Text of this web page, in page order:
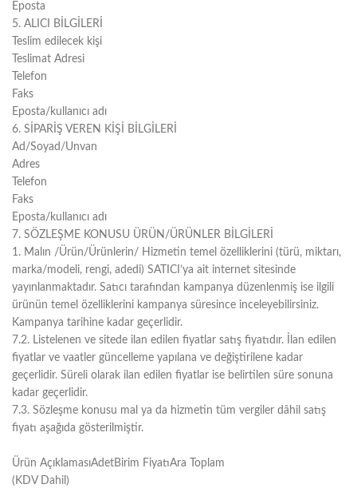
Eposta
5. ALICI BİLGİLERİ
Teslim edilecek kişi
Teslimat Adresi
Telefon
Faks
Eposta/kullanıcı adı
6. SİPARİŞ VEREN KİŞİ BİLGİLERİ
Ad/Soyad/Unvan
Adres
Telefon
Faks
Eposta/kullanıcı adı
7. SÖZLEŞME KONUSU ÜRÜN/ÜRÜNLER BİLGİLERİ
1. Malın /Ürün/Ürünlerin/ Hizmetin temel özelliklerini (türü, miktarı,
marka/modeli, rengi, adedi) SATICI’ya ait internet sitesinde
yayınlanmaktadır. Satıcı tarafından kampanya düzenlenmiş ise ilgili
ürünün temel özelliklerini kampanya süresince inceleyebilirsiniz.
Kampanya tarihine kadar geçerlidir.
7.2. Listelenen ve sitede ilan edilen fiyatlar satış fiyatıdır. İlan edilen
fiyatlar ve vaatler güncelleme yapılana ve değiştirilene kadar
geçerlidir. Süreli olarak ilan edilen fiyatlar ise belirtilen süre sonuna
kadar geçerlidir.
7.3. Sözleşme konusu mal ya da hizmetin tüm vergiler dâhil satış
fiyatı aşağıda gösterilmiştir.
Ürün AçıklamasıAdetBirim FiyatıAra Toplam
(KDV Dahil)